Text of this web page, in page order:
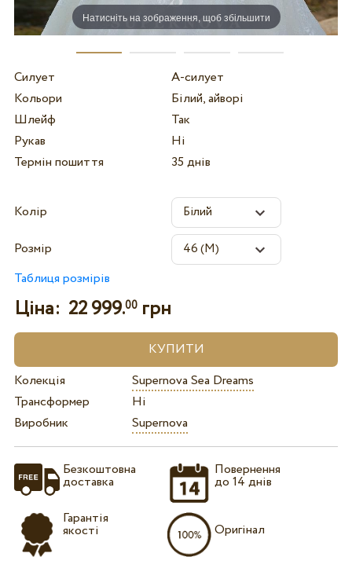
Натисніть на зображення, щоб збільшити
Силует
А-силует
Кольори
Білий, айворі
Шлейф
Так
Рукав
Ні
Термін пошиття
35 днів
Колір
Розмір
Таблиця розмірів
Ціна: 22 999.00грн
Колекція
Supernova Sea Dreams
Трансформер
Ні
Виробник
Supernova
Безкоштовна
доставка
Гарантія
якості
Повернення
до 14 днів
Оригінал